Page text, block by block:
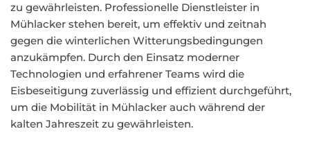
zu gewährleisten. Professionelle Dienstleister in
Mühlacker stehen bereit, um effektiv und zeitnah
gegen die winterlichen Witterungsbedingungen
anzukämpfen. Durch den Einsatz moderner
Technologien und erfahrener Teams wird die
Eisbeseitigung zuverlässig und effizient durchgeführt,
um die Mobilität in Mühlacker auch während der
kalten Jahreszeit zu gewährleisten.